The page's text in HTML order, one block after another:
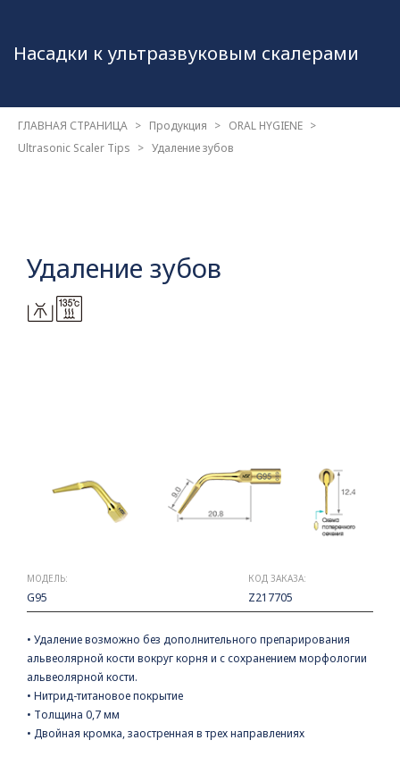
Насадки к ультразвуковым скалерами
ГЛАВНАЯ СТРАНИЦА Продукция
ORAL HYGIENE
Ultrasonic Scaler Tips
Удаление зубов
Удаление зубов
МОДЕЛЬ:
G95
КОД ЗАКАЗА:
Z217705
• Удаление возможно без дополнительного препарирования
альвеолярной кости вокруг корня и с сохранением морфологии
альвеолярной кости.
• Нитрид-титановое покрытие
• Толщина 0,7 мм
• Двойная кромка, заостренная в трех направлениях